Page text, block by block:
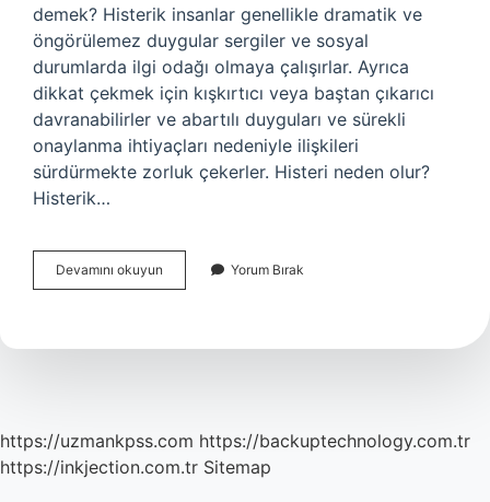
demek? Histerik insanlar genellikle dramatik ve
öngörülemez duygular sergiler ve sosyal
durumlarda ilgi odağı olmaya çalışırlar. Ayrıca
dikkat çekmek için kışkırtıcı veya baştan çıkarıcı
davranabilirler ve abartılı duyguları ve sürekli
onaylanma ihtiyaçları nedeniyle ilişkileri
sürdürmekte zorluk çekerler. Histeri neden olur?
Histerik…
Devamını okuyun
Hareket
Yorum Bırak
https://uzmankpss.com https://backuptechnology.com.tr
https://inkjection.com.tr Sitemap